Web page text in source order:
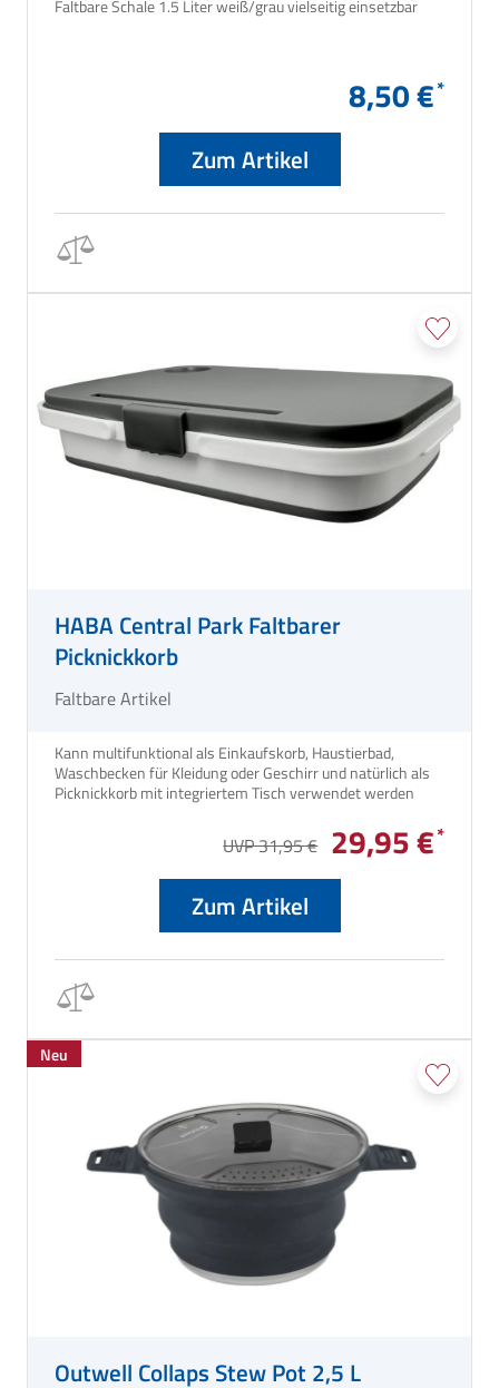
8,50 €
Zum Artikel
HABA Central Park Faltbarer
Picknickkorb
Faltbare Artikel
Kann multifunktional als Einkaufskorb, Haustierbad,
Waschbecken für Kleidung oder Geschirr und natürlich als
UVP 31,95 € 29,95 €
Zum Artikel
Neu
Outwell Collaps Stew Pot 2,5 L